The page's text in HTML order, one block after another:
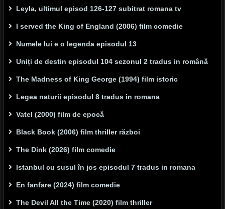
Leyla, ultimul episod 126-127 subitrat romana tv
I served the King of England (2006) film comedie
Numele lui e o legenda episodul 13
Uniți de destin episodul 104 sezonul 2 tradus in română
The Madness of King George (1994) film istoric
Legea naturii episodul 8 tradus in romana
Vatel (2000) film de epocă
Black Book (2006) film thriller război
The Dink (2026) film comedie
Istanbul cu susul în jos episodul 7 tradus in romana
En fanfare (2024) film comedie
The Devil All the Time (2020) film thriller